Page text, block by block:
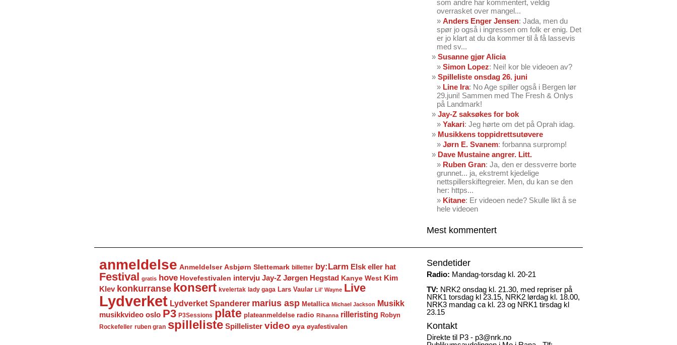
som andre har kommentert, veldig
overrasket over mangel...
Anders Enger Jensen: Jada, men du
spør jo også i ingressen om folk er enig. Det
er jo klart at du da kommer til å få lassevis
med sv...
Susanne gjør Alicia
Simon Lopez: Nei! kor ble videoen av?
Spilleliste onsdag 26. juni
Line Ira: No Age spiller også i Bergen lør
29.juni! Sammen med The Fresh & Onlys
på Landmark!
Jay-Z saksøkes for bok
Yakari: Jeg hørte om det på Oprah idag.
Musikkens toppidrettsutøvere
Jørn E. Svanem: forbanna surpromp!
Dave Mustaine angrer. Litt.
Ruben Gran: Ja, den er dessverre borte
grunnet... ja, ekstremt kjedelige
nettspillerskiftegreier. Men, du kan se den
her: https...
Kitane: Er videoen nede? Skulle likt å se
hele videoen
Mest kommentert
anmeldelse Anmeldelser Asbjørn Slettemark billetter by:Larm Elsk eller hat
Festival gratis hove Hovefestivalen intervju Jay-Z Jørgen Hegstad Kanye West Kim
Klev konkurranse konsert kvelertak lady gaga Lars Vaular Lil' Wayne Live
Lydverket Lydverket Spanderer marius asp Metallica Michael Jackson
Musikk
musikkvideo oslo P3 P3Sessions plate plateanmeldelse radio Rihanna rilleristing Robyn
Rockefeller ruben gran spilleliste Spillelister video øya øyafestivalen
Sendetider
Radio: Mandag-torsdag kl. 20-21
TV: NRK2 onsdag kl. 21.30, med repriser på
NRK1 torsdag kl 23.15, NRK2 lørdag kl. 18.00,
NRK3 mandag ca kl. 23 og NRK1 tirsdag kl
23.15
Kontakt
Direkte til P3 - p3@nrk.no